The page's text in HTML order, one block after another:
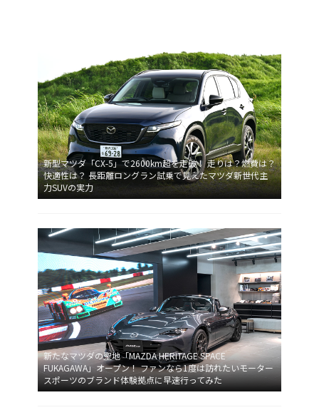
新型マツダ「CX-5」で2600km超を走破！ 走りは？燃費は？
快適性は？ 長距離ロングラン試乗で見えたマツダ新世代主
力SUVの実力
新たなマツダの聖地「MAZDA HERITAGE SPACE
FUKAGAWA」オープン！ ファンなら1度は訪れたいモーター
スポーツのブランド体験拠点に早速行ってみた